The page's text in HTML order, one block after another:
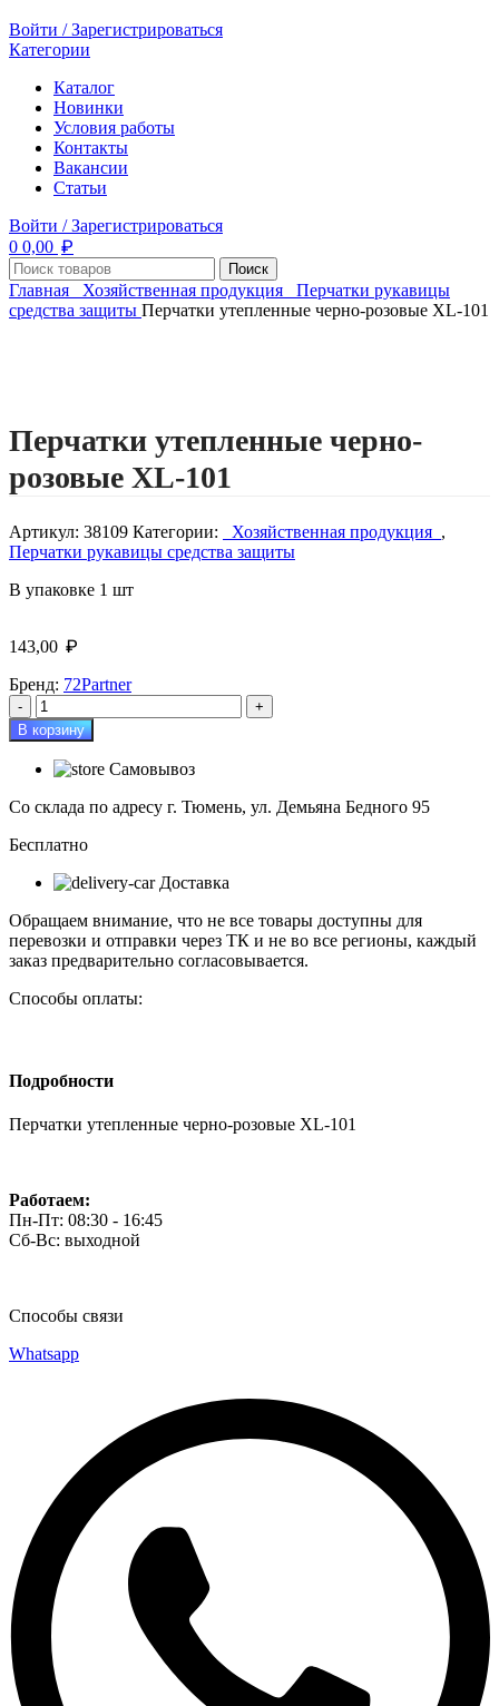
Войти / Зарегистрироваться
Категории
Каталог
Новинки
Условия работы
Контакты
Вакансии
Статьи
Войти / Зарегистрироваться
0 0,00 ₽
Поиск
Главная Хозяйственная продукция Перчатки рукавицы
средства защиты Перчатки утепленные черно-розовые XL-101
Перчатки утепленные черно-
розовые XL-101
Артикул: 38109 Категории: Хозяйственная продукция ,
Перчатки рукавицы средства защиты
В упаковке 1 шт
143,00 ₽
Бренд: 72Partner
Количество
товара
Перчатки
утепленные
черно-
розовые
101
В корзину
Самовывоз
Со склада по адресу г. Тюмень, ул. Демьяна Бедного 95
Бесплатно
Доставка
Обращаем внимание, что не все товары доступны для
перевозки и отправки через ТК и не во все регионы, каждый
заказ предварительно согласовывается.
Способы оплаты:
Подробности
Перчатки утепленные черно-розовые XL-101
Работаем:
Пн-Пт: 08:30 - 16:45
Сб-Вс: выходной
Способы связи
Whatsapp